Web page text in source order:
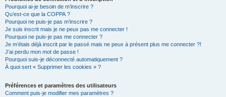
Pourquoi ai-je besoin de m’inscrire ?
Qu’est-ce que la COPPA ?
Pourquoi ne puis-je pas m’inscrire ?
Je suis inscrit mais je ne peux pas me connecter !
Pourquoi ne puis-je pas me connecter ?
Je m’étais déjà inscrit par le passé mais ne peux à présent plus me connecter ?!
J’ai perdu mon mot de passe !
Pourquoi suis-je déconnecté automatiquement ?
À quoi sert « Supprimer les cookies » ?
Préférences et paramètres des utilisateurs
Comment puis-je modifier mes paramètres ?